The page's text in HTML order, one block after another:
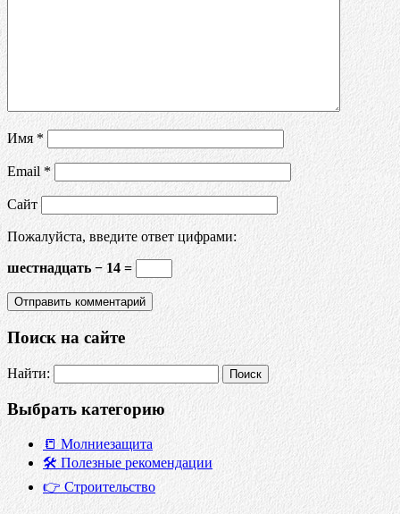
Имя *
Email *
Сайт
Пожалуйста, введите ответ цифрами:
шестнадцать − 14 =
Поиск на сайте
Найти:
Выбрать категорию
📒 Молниезащита
🛠️ Полезные рекомендации
👉 Строительство